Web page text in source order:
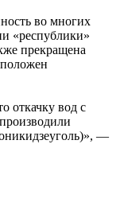
во многих
«республики»
прекращена
откачку вод с
—